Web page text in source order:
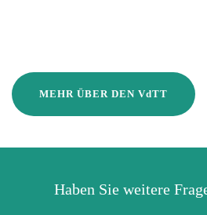
MEHR ÜBER DEN VdTT
Haben Sie weitere